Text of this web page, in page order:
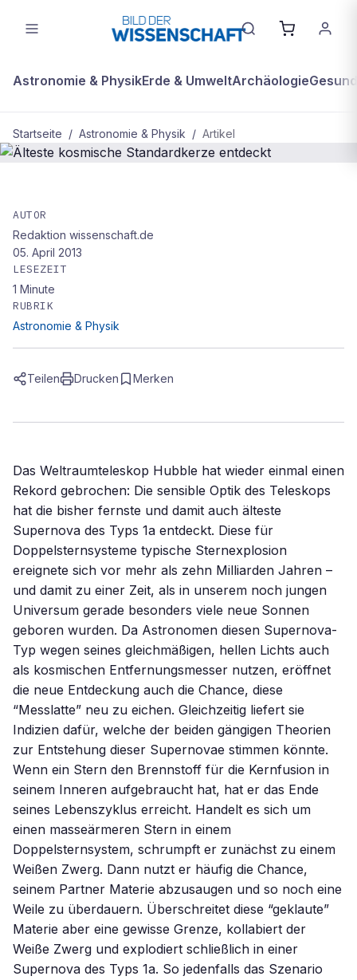
Astronomie & PhysikErde & UmweltArchäologie
Startseite / Astronomie & Physik / Artikel
Älteste kosmische Standardkerze
entdeckt
AUTOR
Redaktion wissenschaft.de
05. April 2013
LESEZEIT
1 Minute
RUBRIK
Astronomie & Physik
Teilen Drucken Merken
Das Weltraumteleskop Hubble hat wieder einmal einen
Rekord gebrochen: Die sensible Optik des Teleskops
hat die bisher fernste und damit auch älteste
Supernova des Typs 1a entdeckt. Diese für
Doppelsternsysteme typische Sternexplosion
ereignete sich vor mehr als zehn Milliarden Jahren –
und damit zu einer Zeit, als in unserem noch jungen
Universum gerade besonders viele neue Sonnen
geboren wurden. Da Astronomen diesen Supernova-
Typ wegen seines gleichmäßigen, hellen Lichts auch
als kosmischen Entfernungsmesser nutzen, eröffnet
die neue Entdeckung auch die Chance, diese
“Messlatte” neu zu eichen. Gleichzeitig liefert sie
Indizien dafür, welche der beiden gängigen Theorien
zur Entstehung dieser Supernovae stimmen könnte.
Wenn ein Stern den Brennstoff für die Kernfusion in
seinem Inneren aufgebraucht hat, hat er das Ende
seines Lebenszyklus erreicht. Handelt es sich um
einen masseärmeren Stern in einem
Doppelsternsystem, schrumpft er zunächst zu einem
Weißen Zwerg. Dann nutzt er häufig die Chance,
seinem Partner Materie abzusaugen und so noch eine
Weile zu überdauern. Überschreitet diese “geklaute”
Materie aber eine gewisse Grenze, kollabiert der
Weiße Zwerg und explodiert schließlich in einer
Supernova des Typs 1a. So jedenfalls das Szenario